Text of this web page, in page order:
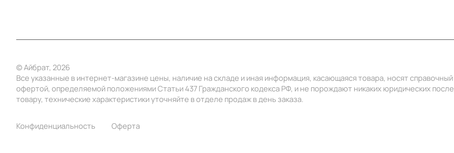
© Айбрат, 2026
Все указанные в интернет-магазине цены, наличие на складе и иная информация, касающаяся товара, носят
офертой, определяемой положениями Статьи 437 Гражданского кодекса РФ, и не порождают никаких юридических
товару, технические характеристики уточняйте в отделе продаж в день заказа.
Конфиденциальность Оферта